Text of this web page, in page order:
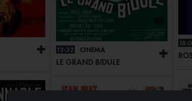
+ +
12:32 CINÉMA
LE GRAND BIDULE